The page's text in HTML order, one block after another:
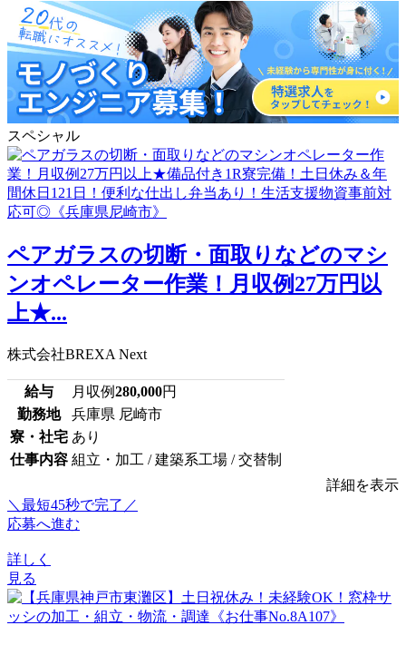
スペシャル
ペアガラスの切断・面取りなどのマシ
ンオペレーター作業！月収例27万円以
上★...
株式会社BREXA Next
給与 月収例280,000円
勤務地
兵庫県 尼崎市
寮・社宅 あり
仕事内容 組立・加工 / 建築系工場 / 交替制
詳細を表示
＼最短45秒で完了／
応募へ進む
詳しく
見る